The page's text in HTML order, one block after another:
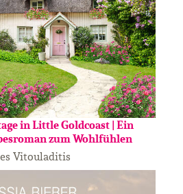
in Little Goldcoast | Ein
zum Wohlfühlen
Vitouladitis